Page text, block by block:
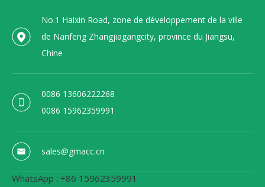
No.1 Haixin Road, zone de développement de la ville
de Nanfeng Zhangjiagangcity, province du Jiangsu,
Chine
0086 13606222268
0086 15962359991
sales@gmacc.cn
WhatsApp : +86 15962359991